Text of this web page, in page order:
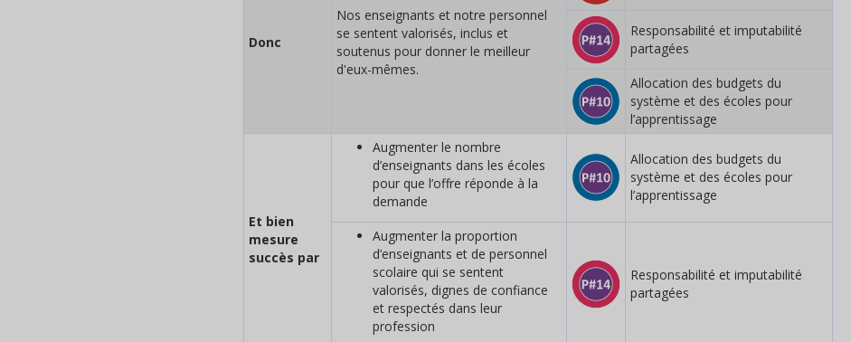
Donc
Nos enseignants et notre personnel
se sentent valorisés, inclus et
soutenus pour donner le meilleur
d'eux-mêmes.
Responsabilité et imputabilité
partagées
Allocation des budgets du
système et des écoles pour
l’apprentissage
Et bien
mesure
succès par
Augmenter le nombre
d’enseignants dans les écoles
pour que l’offre réponde à la
demande
Allocation des budgets du
système et des écoles pour
l’apprentissage
Augmenter la proportion
d’enseignants et de personnel
scolaire qui se sentent
valorisés, dignes de confiance
et respectés dans leur
profession
Responsabilité et imputabilité
partagées